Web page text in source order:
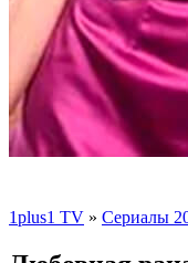
1plus1 TV » Сериалы